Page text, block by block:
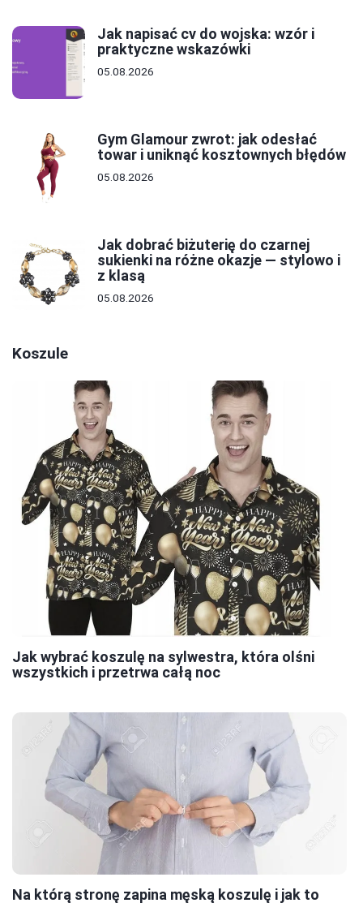
Jak napisać cv do wojska: wzór i
praktyczne wskazówki
05.08.2026
Gym Glamour zwrot: jak odesłać
towar i uniknąć kosztownych błędów
05.08.2026
Jak dobrać biżuterię do czarnej
sukienki na różne okazje — stylowo i
z klasą
05.08.2026
Koszule
Jak wybrać koszulę na sylwestra, która olśni
wszystkich i przetrwa całą noc
Na którą stronę zapina męską koszulę i jak to